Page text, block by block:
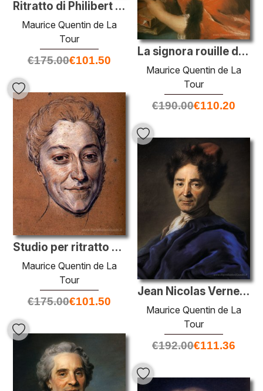
Ritratto di Philibert Orry
Maurice Quentin de La
Tour
€175.00€101.50
La signora rouille de l'EstAngleterre
Maurice Quentin de La
Tour
€190.00€110.20
Studio per ritratto di donna sconosciuta
Maurice Quentin de La
Tour
€175.00€101.50
Jean Nicolas Vernezobre
Maurice Quentin de La
Tour
€192.00€111.36